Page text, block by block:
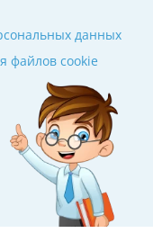
данных
файлов cookie